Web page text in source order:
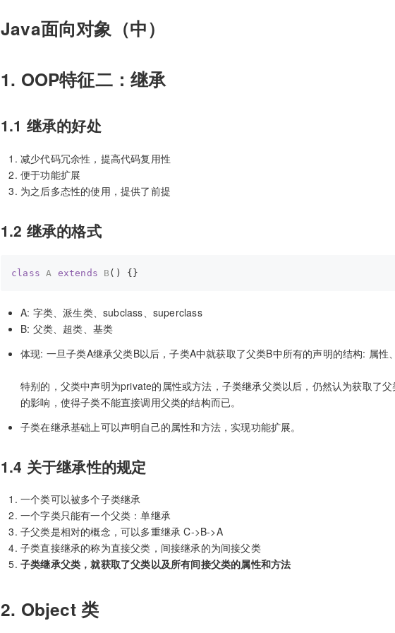
Java面向对象（中）
1. OOP特征二：继承
1.1 继承的好处
减少代码冗余性，提高代码复用性
便于功能扩展
为之后多态性的使用，提供了前提
1.2 继承的格式
class A extends B ()
A: 字类、派生类、subclass、superclass
B: 父类、超类、基类
体现: 一旦子类A继承父类B以后，子类A中就获取了父类B中所有的声明的结构: 属性
特别的，父类中声明为private的属性或方法，子类继承父类以后，仍然认为获取了
的影响，使得子类不能直接调用父类的结构而已。
子类在继承基础上可以声明自己的属性和方法，实现功能扩展。
1.4 关于继承性的规定
一个类可以被多个子类继承
一个字类只能有一个父类：单继承
子父类是相对的概念，可以多重继承 C->B->A
子类直接继承的称为直接父类，间接继承的为间接父类
子类继承父类，就获取了父类以及所有间接父类的属性和方法
2. Object 类